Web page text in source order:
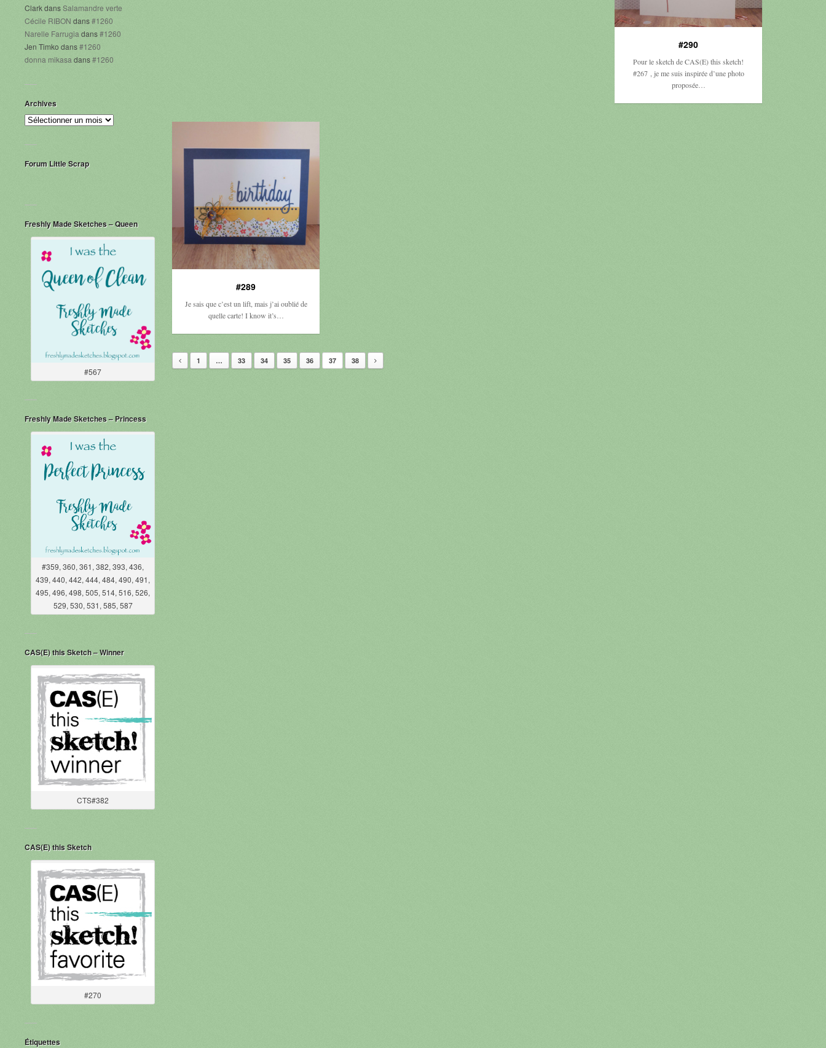
ClarkdansSalamandre verte
Cécile RIBON dans#1260
Narelle Farrugia dans#1260
Jen Timko dans#1260
donna mikasa dans#1260
Archives
Archives
Forum Little Scrap
Freshly Made Sketches – Queen
#567
Freshly Made Sketches – Princess
#359, 360, 361, 382, 393, 436,
439, 440, 442, 444, 484, 490, 491,
495, 496, 498, 505, 514, 516, 526,
529, 530, 531, 585, 587
CAS(E) this Sketch – Winner
CTS#382
CAS(E) this Sketch
#270
Étiquettes
#290
Pour le sketch de CAS(E) this sketch!
#267 , je me suis inspirée d’une photo
proposée…
#289
Je sais que c’est un lift, mais j’ai oublié de
quelle carte! I know it’s…
1 … 33 34 35 36 37 38